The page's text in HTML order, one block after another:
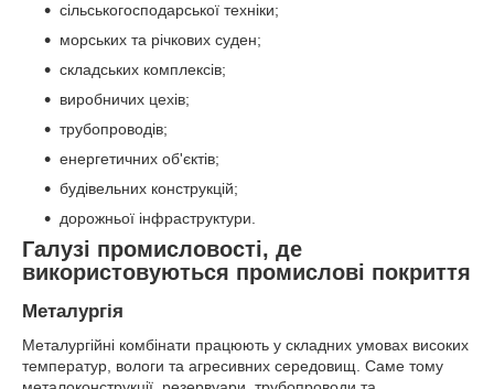
сільськогосподарської техніки;
морських та річкових суден;
складських комплексів;
виробничих цехів;
трубопроводів;
енергетичних об'єктів;
будівельних конструкцій;
дорожньої інфраструктури.
Галузі промисловості, де
використовуються промислові покриття
Металургія
Металургійні комбінати працюють у складних умовах високих
температур, вологи та агресивних середовищ. Саме тому